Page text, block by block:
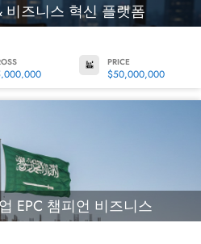
비즈니스 혁신 플랫폼
PRICE
$50,000,000
EPC 챔피언 비즈니스